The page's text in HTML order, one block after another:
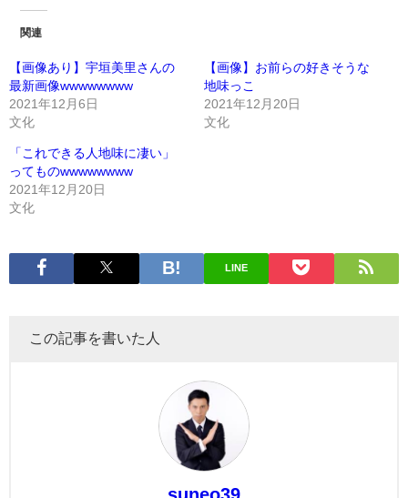
関連
【画像あり】宇垣美里さんの
最新画像wwwwwwww
2021年12月6日
文化
【画像】お前らの好きそうな
地味っこ
2021年12月20日
文化
「これできる人地味に凄い」
ってものwwwwwwww
2021年12月20日
文化
LINE
この記事を書いた人
suneo39